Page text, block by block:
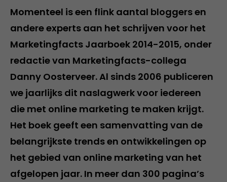
Momenteel is een flink aantal bloggers en
andere experts aan het schrijven voor het
Marketingfacts Jaarboek 2014-2015, onder
redactie van Marketingfacts-collega
Danny Oosterveer. Al sinds 2006 publiceren
we jaarlijks dit naslagwerk voor iedereen
die met online marketing te maken krijgt.
Het boek geeft een samenvatting van de
belangrijkste trends en ontwikkelingen op
het gebied van online marketing van het
afgelopen jaar. In meer dan 300 pagina’s